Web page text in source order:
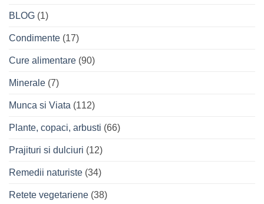
BLOG (1)
Condimente (17)
Cure alimentare (90)
Minerale (7)
Munca si Viata (112)
Plante, copaci, arbusti (66)
Prajituri si dulciuri (12)
Remedii naturiste (34)
Retete vegetariene (38)